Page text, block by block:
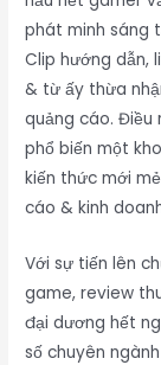
phát minh sáng
Clip hướng dẫn,
& từ ấy thừa
quảng cáo. Điều
phổ biến một
kiến thức mới
cáo & kinh
Với sự tiến lên
game, review
đại dương hết
số chuyên